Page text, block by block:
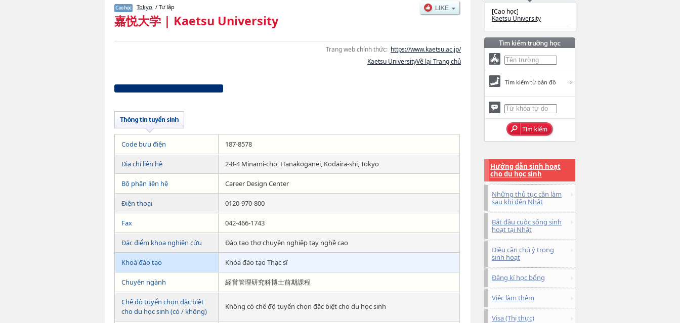
Tokyo / Tư lập
嘉悦大学 | Kaetsu University
Trang web chính thức: https://www.kaetsu.ac.jp/
Kaetsu UniversityVề lại Trang chủ
Code bưu điện 187-8578
Địa chỉ liên hệ 2-8-4 Minami-cho, Hanakoganei, Kodaira-shi, Tokyo
Bộ phận liên hệ Career Design Center
Điện thoại 0120-970-800
Fax 042-466-1743
Đặc điểm khoa nghiên cứu Đào tạo thợ chuyên nghiệp tay nghề cao
Khoá đào tạo Khóa đào tạo Thạc sĩ
Chuyên ngành 経営管理研究科博士前期課程
Chế độ tuyển chọn đăc biệt
cho du học sinh (có / không)
Không có chế độ tuyển chọn đăc biệt cho du học sinh
[Cao học]
Kaetsu University
Tìm kiếm từ bản đồ
Hướng dẫn sinh hoạt
cho du học sinh
Những thủ tục cần làm
sau khi đến Nhật
Bắt đầu cuộc sống sinh
hoạt tại Nhật
Điều cần chú ý trong
sinh hoạt
Đăng kí học bổng
Việc làm thêm
Visa (Thị thực)